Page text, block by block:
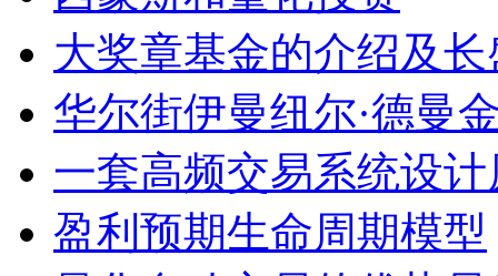
大奖章基金的介绍及
华尔街伊曼纽尔·德曼
一套高频交易系统设
盈利预期生命周期模型